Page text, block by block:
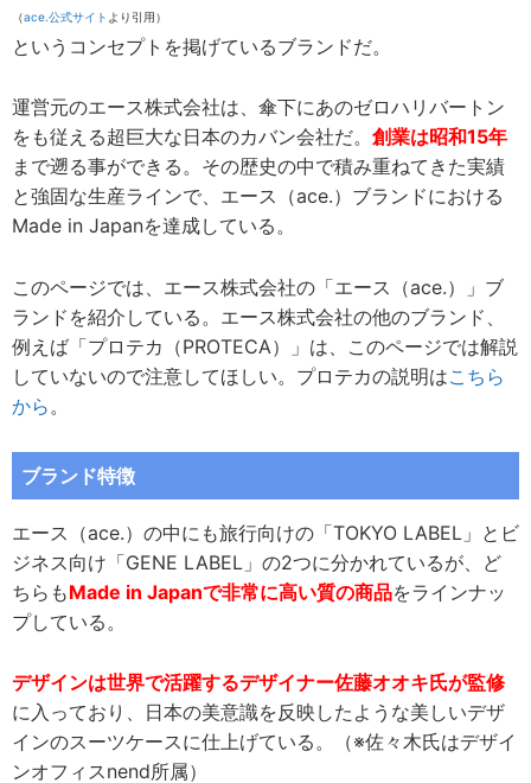
（ace.公式サイト より引用）
というコンセプトを掲げているブランドだ。
運営元のエース株式会社は、傘下にあのゼロハリバートン
をも従える超巨大な日本のカバン会社だ。 創業は昭和15年
まで遡る事ができる。その歴史の中で積み重ねてきた実績
と強固な生産ラインで、エース（ace.）ブランドにおける
Made in Japanを達成している。
このページでは、エース株式会社の「エース（ace.）」ブ
ランドを紹介している。エース株式会社の他のブランド、
例えば「プロテカ（PROTECA）」は、このページでは解説
していないので注意してほしい。プロテカの説明はこちら
から 。
ブランド特徴
エース（ace.）の中にも旅行向けの「TOKYO LABEL」とビ
ジネス向け「GENE LABEL」の2つに分かれているが、ど
ちらもMade in Japanで非常に高い質の商品をラインナッ
プしている。
デザインは世界で活躍するデザイナー佐藤オオキ氏が監修
に入っており、日本の美意識を反映したような美しいデザ
インのスーツケースに仕上げている。（※佐々木氏はデザイ
ンオフィスnend所属）